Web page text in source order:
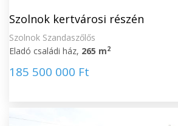
Szolnok kertvárosi részén
Szolnok Szandaszőlős
Eladó családi ház, 265 m2
185 500 000 Ft